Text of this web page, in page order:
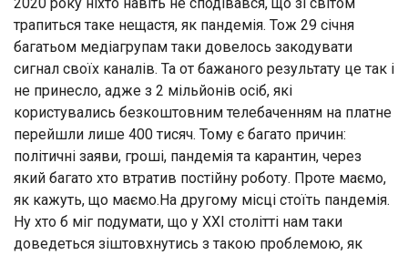
трапиться таке нещастя, як пандемія. Тож 29 січня
багатьом медіагрупам таки довелось закодувати
сигнал своїх каналів. Та от бажаного результату це так і
не принесло, адже з 2 мільйонів осіб, які
користувались безкоштовним телебаченням на платне
перейшли лише 400 тисяч. Тому є багато причин:
політичні заяви, гроші, пандемія та карантин, через
який багато хто втратив постійну роботу. Проте маємо,
як кажуть, що маємо.На другому місці стоїть пандемія.
Ну хто б міг подумати, що у XXI столітті нам таки
доведеться зіштовхнутись з такою проблемою, як